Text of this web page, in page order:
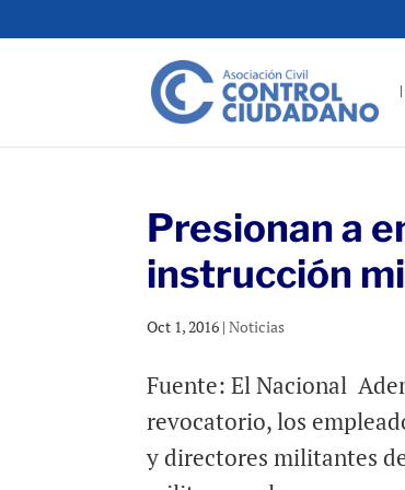
Presionan a
instrucción
Oct 1, 2016 |Noticias
Fuente: El Nacional
revocatorio, los
y directores militantes